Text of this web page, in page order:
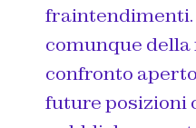
fraintendimenti.
comunque
confronto
future posizioni